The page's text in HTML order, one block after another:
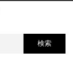
検索